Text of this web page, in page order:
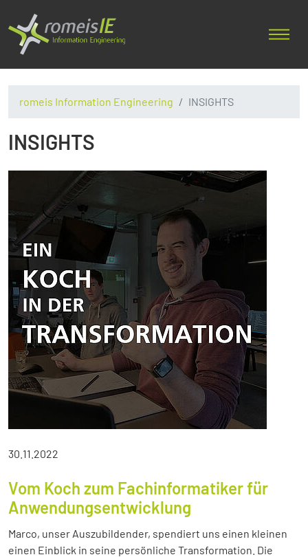
romeis Information Engineering INSIGHTS
INSIGHTS
30.11.2022
Vom Koch zum Fachinformatiker für
Anwendungsentwicklung
Marco, unser Auszubildender, spendiert uns einen kleinen
einen Einblick in seine persönliche Transformation. Die